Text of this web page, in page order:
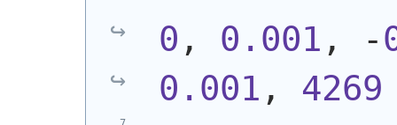
0 , 0.001 , -
0.001 , 4269